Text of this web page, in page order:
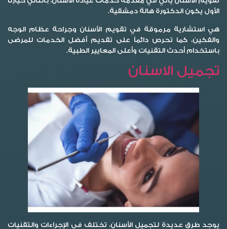
الأول يكون الدكتورة هالة دمشقية.
هي استشارية مرموقة في تقويم الأسنان وجراحة عظام الوجه
والفكين، كما تحرص دائماً على تقديم أفضل الخدمات للمرضى
باستخدام أحدث التقنيات وأعلى المعايير الطبية.
تجميل الاسنان
يوجد طرق عديدة لتجميل الأسنان، تختلف في الإجراءات والتقنيات